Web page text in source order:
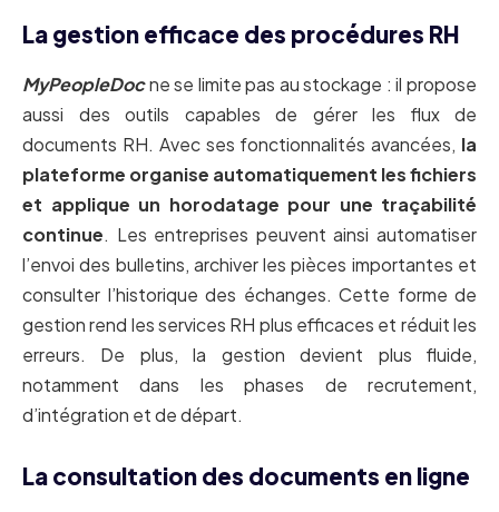
La gestion efficace des procédures RH
MyPeopleDocne se limite pas au stockage : il propose
aussi des outils capables de gérer les flux de
documents RH. Avec ses fonctionnalités avancées, la
plateforme organise automatiquement les fichiers
et applique un horodatage pour une traçabilité
continue. Les entreprises peuvent ainsi automatiser
l’envoi des bulletins, archiver les pièces importantes et
consulter l’historique des échanges. Cette forme de
gestion rend les services RH plus efficaces et réduit les
erreurs. De plus, la gestion devient plus fluide,
notamment dans les phases de recrutement,
d’intégration et de départ.
La consultation des documents en ligne